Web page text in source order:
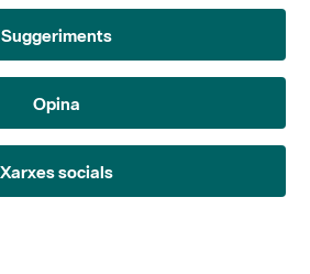
Suggeriments
Opina
Xarxes socials